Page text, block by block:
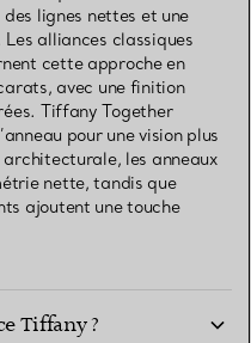
lignes nettes et une
alliances classiques
cette approche en
avec une finition
Tiffany Together
pour une vision plus
les anneaux
nette, tandis que
ajoutent une touche
Tiffany ?